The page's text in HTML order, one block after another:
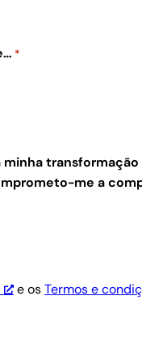
*
transformação
me a
e osTermos e